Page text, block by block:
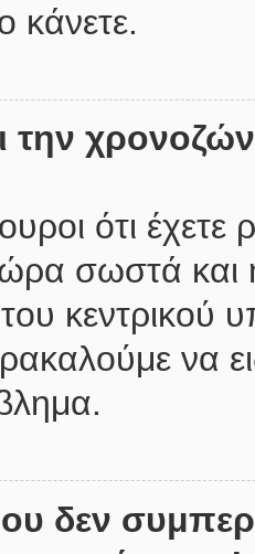
κάνετε.
την
ότι
σωστά και
κεντρικού
να
δεν